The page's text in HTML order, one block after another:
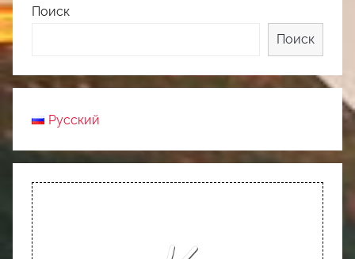
Поиск
Поиск
Русский